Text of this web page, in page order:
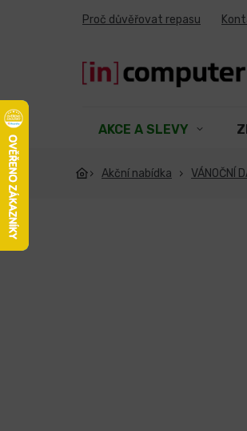
Proč důvěřovat repasu
AKCE A SLEVY
Akční nabídka VÁNOČNÍ